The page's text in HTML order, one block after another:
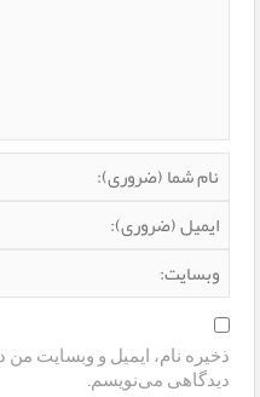
ذخیره نام، ایمیل و وبسایت من
دیدگاهی می‌نویسم.